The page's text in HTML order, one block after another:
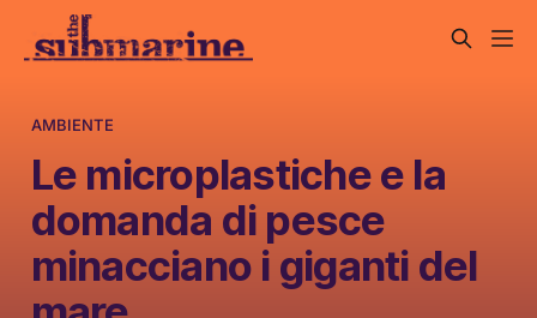
AMBIENTE
Le microplastiche e la
domanda di pesce
minacciano i giganti del